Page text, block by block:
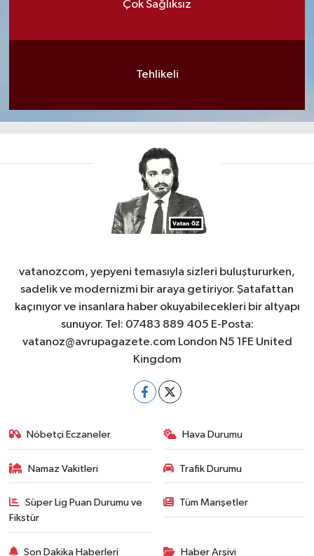
Çok Sağlıksız
Tehlikeli
vatanozcom, yepyeni temasıyla sizleri buluştururken,
sadelik ve modernizmi bir araya getiriyor. Şatafattan
kaçınıyor ve insanlara haber okuyabilecekleri bir altyapı
sunuyor. Tel: 07483 889 405 E-Posta:
vatanoz@avrupagazete.com London N5 1FE United
Kingdom
Nöbetçi Eczaneler Hava Durumu
Namaz Vakitleri Trafik Durumu
Süper Lig Puan Durumu ve
Fikstür
Tüm Manşetler
Son Dakika Haberleri Haber Arşivi